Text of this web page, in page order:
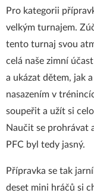
Pro kategorii
velkým turnajem.
tento turnaj svou
celá naše zimní
a ukázat dětem, jak
nasazením v
soupeřit a užít si
Naučit se prohrávat
PFC byl tedy jasný.
Přípravka se tak
deset mini hráčů si